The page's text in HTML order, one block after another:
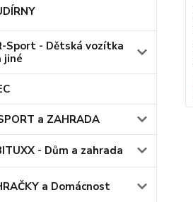
Sport - Dětská vozítka
jiné
a ZAHRADA
- Dům a zahrada
a Domácnost